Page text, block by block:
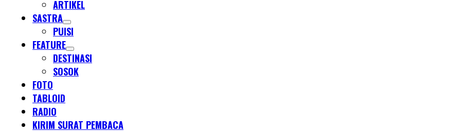
ARTIKEL
SASTRA
PUISI
FEATURE
DESTINASI
SOSOK
FOTO
TABLOID
RADIO
KIRIM SURAT PEMBACA